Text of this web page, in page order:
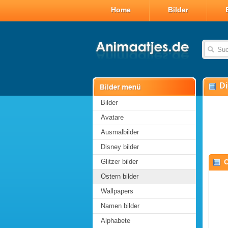
Home Bilder
Bilder
Avatare
Ausmalbilder
Disney bilder
Glitzer bilder
Ostern bilder
Wallpapers
Namen bilder
Alphabete